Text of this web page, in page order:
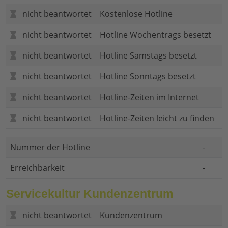
nicht beantwortet
Kostenlose Hotline
nicht beantwortet
Hotline Wochentrags besetzt
nicht beantwortet
Hotline Samstags besetzt
nicht beantwortet
Hotline Sonntags besetzt
nicht beantwortet
Hotline-Zeiten im Internet
nicht beantwortet
Hotline-Zeiten leicht zu finden
Nummer der Hotline
-
Erreichbarkeit
-
Servicekultur Kundenzentrum
nicht beantwortet
Kundenzentrum